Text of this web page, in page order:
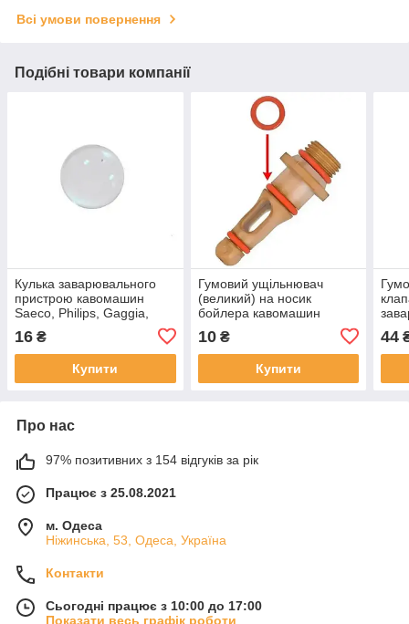
Всі умови повернення
Подібні товари компанії
Кулька заварювального
пристрою кавомашин
Saeco, Philips, Gaggia,
16 ₴
Купити
Гумовий ущільнювач
(великий) на носик
бойлера кавомашин
NM01.035
10₴
Купити
44
Про нас
97% позитивних з 154 відгуків за рік
Працює з 25.08.2021
м. Одеса
Ніжинська, 53, Одеса, Україна
Контакти
Сьогодні працює з 10:00 до 17:00
Показати весь графік роботи